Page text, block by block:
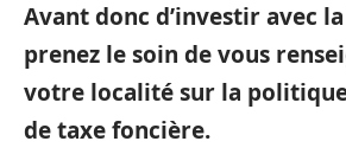
Avant donc d’investir avec
prenez le soin de vous
votre localité sur la
de taxe foncière.